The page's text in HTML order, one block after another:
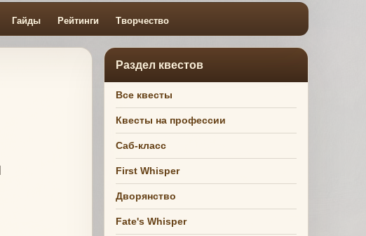
Гайды Рейтинги Творчество
Раздел квестов
Все квесты
Квесты на профессии
Саб-класс
First Whisper
Дворянство
Fate's Whisper